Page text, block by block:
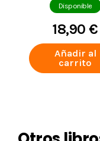
Disponible
18,90 €
Añadir al
carrito